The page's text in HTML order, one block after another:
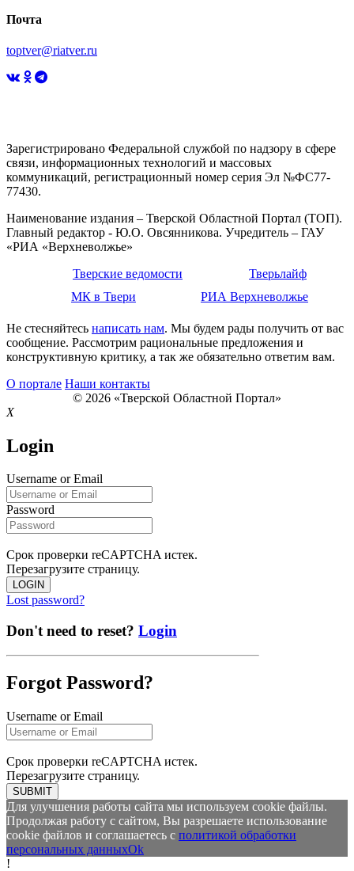
Почта
toptver@riatver.ru
Зарегистрировано Федеральной службой по надзору в сфере
связи, информационных технологий и массовых
коммуникаций, регистрационный номер серия Эл №ФС77-
77430.
Наименование издания – Тверской Областной Портал (ТОП).
Главный редактор - Ю.О. Овсянникова. Учредитель – ГАУ
«РИА «Верхневолжье»
Тверские ведомости
Тверьлайф
МК в Твери
РИА Верхневолжье
Не стесняйтесь написать нам. Мы будем рады получить от вас
сообщение. Рассмотрим рациональные предложения и
конструктивную критику, а так же обязательно ответим вам.
О портале Наши контакты
© 2026 «Тверской Областной Портал»
X
Login
Username or Email
Password
Срок проверки reCAPTCHA истек.
Перезагрузите страницу.
LOGIN
Lost password?
Don't need to reset? Login
Forgot Password?
Username or Email
Срок проверки reCAPTCHA истек.
Перезагрузите страницу.
SUBMIT
Для улучшения работы сайта мы используем cookie файлы.
Продолжая работу с сайтом, Вы разрешаете использование
cookie файлов и соглашаетесь с политикой обработки
персональных данныхOk
!